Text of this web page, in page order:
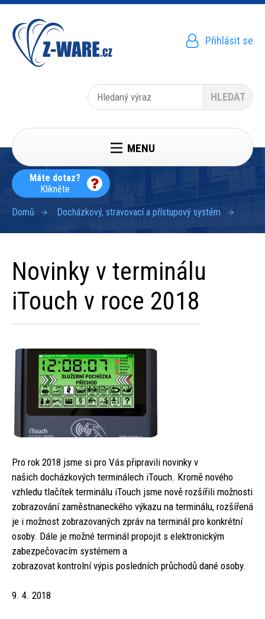
Přejít
hlavnímu
obsahu
Menu
účtu
Přihlásit se
Hledat
Máte dotaz?
Klikněte
MENU
Domů Docházkový, stravovací a přístupový systém
Novinky v terminálu
iTouch v roce 2018
Pro rok 2018 jsme si pro Vás připravili novinky v
našich docházkových terminálech iTouch. Kromě nového
vzhledu tlačítek terminálu iTouch jsme nově rozšířili možnosti
zobrazování zaměstnaneckého výkazu na terminálu, rozšířená
je i možnost zobrazovaných zpráv na terminál pro konkrétní
osoby. Dále je možné terminál propojit s elektronickým
zabezpečovacím systémem a
zobrazovat kontrolní výpis posledních průchodů dané osoby.
9. 4. 2018